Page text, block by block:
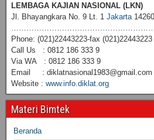
LEMBAGA KAJIAN NASIONAL (LKN)
Jl. Bhayangkara No. 9 Lt. 1 Jakarta 14260
Phone: (021)22443223-fax (021)22443223
Call Us : 0812 186 333 9
Via WA : 0812 186 333 9
Email : diklatnasional1983@gmail.com
Website : www.info.diklat.org
Materi Bimtek
Beranda